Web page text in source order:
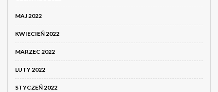
MAJ 2022
KWIECIEŃ 2022
MARZEC 2022
LUTY 2022
STYCZEŃ 2022